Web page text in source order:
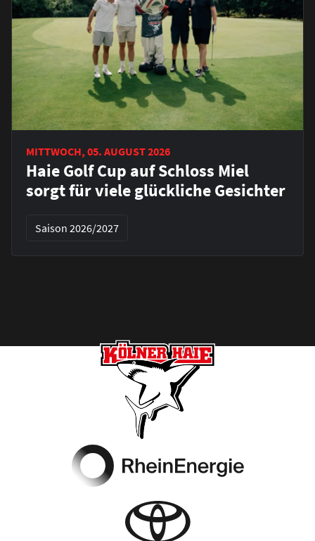
MITTWOCH, 05. AUGUST 2026
Haie Golf Cup auf Schloss Miel
sorgt für viele glückliche Gesichter
Saison 2026/2027